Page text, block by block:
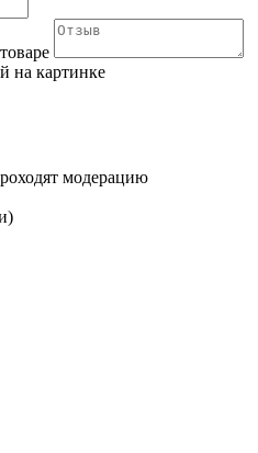
на картинке
модерацию